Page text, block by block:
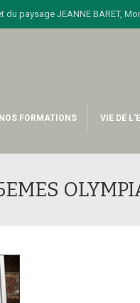
paysage JEANNE BARET,
NOS FORMATIONS VIE DE